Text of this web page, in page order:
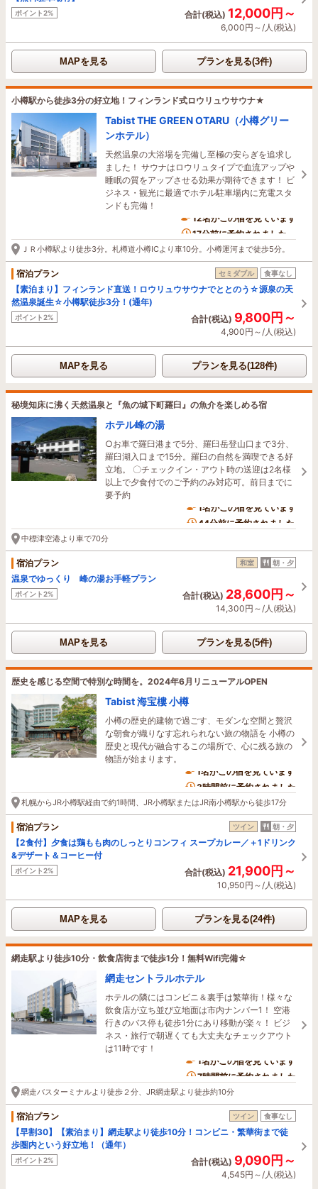
ポイント2% 合計(税込) 12,000円～
6,000円～/人(税込)
MAPを見る プランを見る(3件)
小樽駅から徒歩3分の好立地！フィンランド式ロウリュウサウナ★
Tabist THE GREEN OTARU（小樽グリー
ンホテル）
天然温泉の大浴場を完備し至極の安らぎを追求し
ました！ サウナはロウリュタイプで血流アップや
睡眠の質をアップさせる効果が期待できます！ ビ
ジネス・観光に最適でホテル駐車場内に充電スタ
ンドも完備！
12名がこの宿を見ています
17分前に予約されました
ＪＲ小樽駅より徒歩3分。札樽道小樽ICより車10分。小樽運河まで徒歩5分。
宿泊プラン セミダブル 食事なし
【素泊まり】フィンランド直送！ロウリュウサウナでととのう☆源泉の天
然温泉誕生☆小樽駅徒歩3分！(通年)
ポイント2% 合計(税込) 9,800円～
4,900円～/人(税込)
MAPを見る プランを見る(128件)
秘境知床に沸く天然温泉と『魚の城下町羅臼』の魚介を楽しめる宿
ホテル峰の湯
○お車で羅臼港まで5分、羅臼岳登山口まで3分、
羅臼湖入口まで15分。羅臼の自然を満喫できる好
立地。 〇チェックイン・アウト時の送迎は2名様
以上で夕食付でのご予約のみ対応可。前日までに
要予約
1名がこの宿を見ています
44分前に予約されました
中標津空港より車で70分
宿泊プラン 和室 朝・夕
温泉でゆっくり 峰の湯お手軽プラン
ポイント2% 合計(税込) 28,600円～
14,300円～/人(税込)
MAPを見る プランを見る(5件)
歴史を感じる空間で特別な時間を。2024年6月リニューアルOPEN
Tabist 海宝樓 小樽
小樽の歴史的建物で過ごす、モダンな空間と贅沢
な朝食が織りなす忘れられない旅の物語を 小樽の
歴史と現代が融合するこの場所で、心に残る旅の
物語が始まります。
1名がこの宿を見ています
3時間前に予約されました
札幌からJR小樽駅経由で約1時間、JR小樽駅またはJR南小樽駅から徒歩17分
宿泊プラン ツイン 朝・夕
【2食付】夕食は鶏もも肉のしっとりコンフィ スープカレー／＋1ドリンク
&デザート＆コーヒー付
ポイント2% 合計(税込) 21,900円～
10,950円～/人(税込)
MAPを見る プランを見る(24件)
網走駅より徒歩10分・飲食店街まで徒歩1分！無料Wifi完備☆
網走セントラルホテル
ホテルの隣にはコンビニ＆裏手は繁華街！様々な
飲食店が立ち並び立地面は市内ナンバー1！ 空港
行きのバス停も徒歩1分にあり移動が楽々！ ビジ
ネス・旅行で朝遅くても大丈夫なチェックアウト
は11時です！
1名がこの宿を見ています
7時間前に予約されました
網走バスターミナルより徒歩２分、JR網走駅より徒歩約10分
宿泊プラン ツイン 食事なし
【早割30】【素泊まり】網走駅より徒歩10分！コンビニ・繁華街まで徒
歩圏内という好立地！（通年）
ポイント2% 合計(税込) 9,090円～
4,545円～/人(税込)